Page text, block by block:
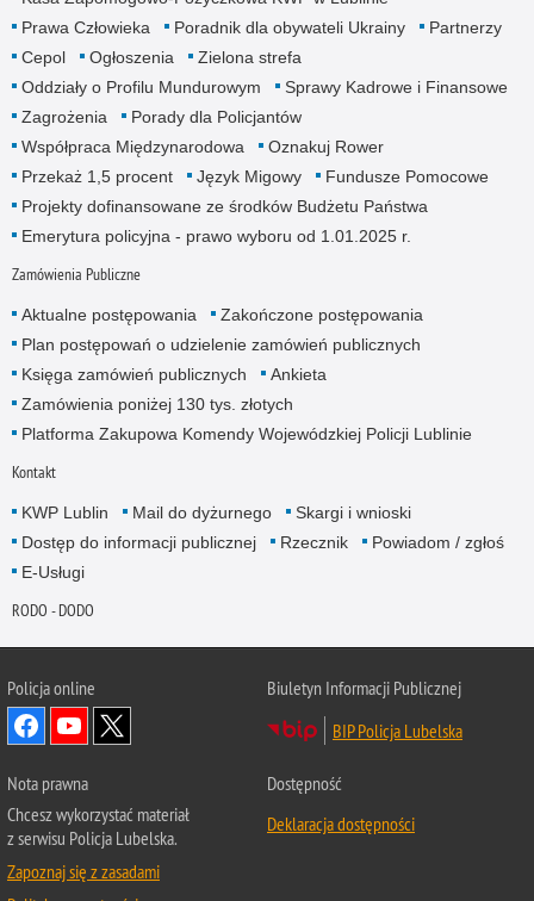
Prawa Człowieka
Poradnik dla obywateli Ukrainy
Partnerzy
Cepol
Ogłoszenia
Zielona strefa
Oddziały o Profilu Mundurowym
Sprawy Kadrowe i Finansowe
Zagrożenia
Porady dla Policjantów
Współpraca Międzynarodowa
Oznakuj Rower
Przekaż 1,5 procent
Język Migowy
Fundusze Pomocowe
Projekty dofinansowane ze środków Budżetu Państwa
Emerytura policyjna - prawo wyboru od 1.01.2025 r.
Zamówienia Publiczne
Aktualne postępowania
Zakończone postępowania
Plan postępowań o udzielenie zamówień publicznych
Księga zamówień publicznych
Ankieta
Zamówienia poniżej 130 tys. złotych
Platforma Zakupowa Komendy Wojewódzkiej Policji Lublinie
Kontakt
KWP Lublin Mail do dyżurnego
Skargi i wnioski
Dostęp do informacji publicznej
Rzecznik
Powiadom / zgłoś
E-Usługi
RODO - DODO
Policja online
Biuletyn Informacji Publicznej
BIP Policja Lubelska
Nota prawna
Chcesz wykorzystać materiał
z serwisu Policja Lubelska.
Zapoznaj się z zasadami
Dostępność
Deklaracja dostępności